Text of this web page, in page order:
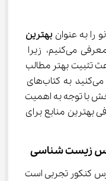
بهترین
به شما معرفی می‌کنیم، زیرا
تثبیت بهتر مطالب
در ذهن شما می‌شود. اما اگر حس می‌کنید به کتاب‌های
با توجه به اهمیت
بهترین منابع برای
درس زیست شناسی
۱۲، مهم‌ترین درس کنکور تجربی است